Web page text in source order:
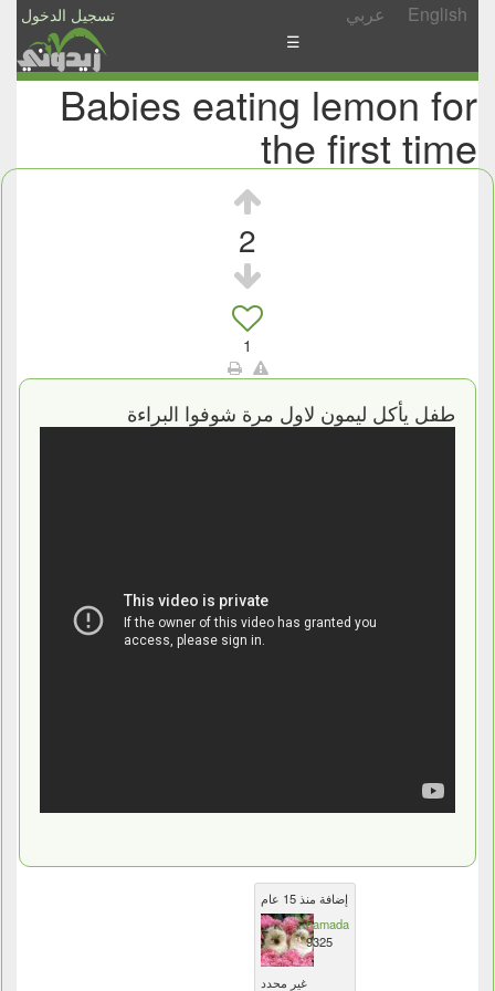
تسجيل الدخول عربي English
الأخبار
والمشاركات
☰
Babies eating lemon for
the first time
2
1
طفل يأكل ليمون لاول مرة شوفوا البراءة
إضافة منذ 15 عام
hamada
9325
غير محدد